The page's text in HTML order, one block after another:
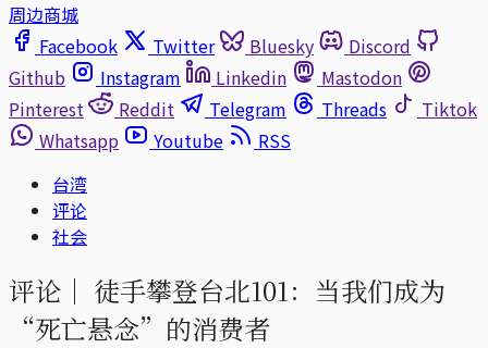
周边商城
Facebook
Twitter Bluesky
Discord
Github
Instagram Linkedin
Mastodon
Pinterest
Reddit Telegram Threads
Tiktok
Whatsapp
Youtube
RSS
台湾
评论
社会
评论｜ 徒手攀登台北101：当我们成为
“死亡悬念”的消费者